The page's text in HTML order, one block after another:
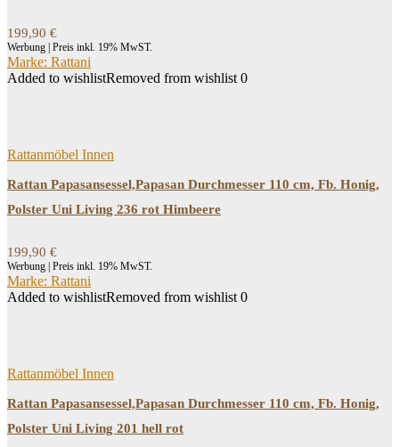
199,90 €
Werbung | Preis inkl. 19% MwST.
Marke: Rattani
Added to wishlistRemoved from wishlist 0
Rattanmöbel Innen
Rattan Papasansessel,Papasan Durchmesser 110 cm, Fb. Honig,
Polster Uni Living 236 rot Himbeere
199,90 €
Werbung | Preis inkl. 19% MwST.
Marke: Rattani
Added to wishlistRemoved from wishlist 0
Rattanmöbel Innen
Rattan Papasansessel,Papasan Durchmesser 110 cm, Fb. Honig,
Polster Uni Living 201 hell rot